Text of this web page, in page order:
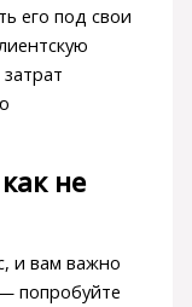
его под свои
не
и вам важно
попробуйте